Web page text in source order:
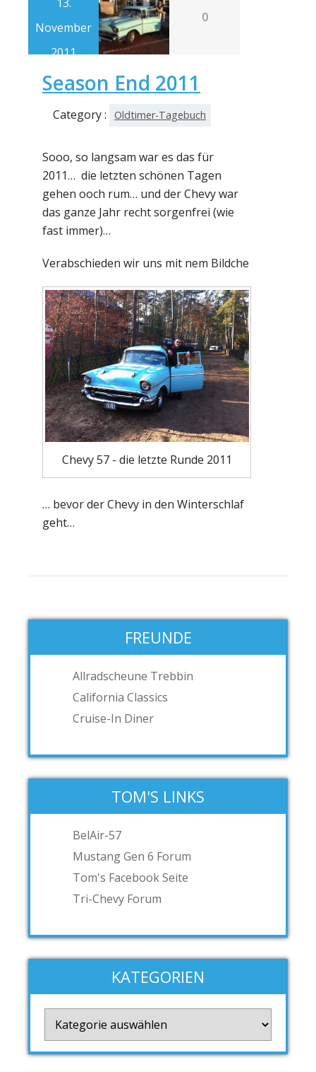
November
2011
0
Season End 2011
Category : Oldtimer-Tagebuch
Sooo, so langsam war es das für
2011… die letzten schönen Tagen
gehen ooch rum… und der Chevy war
das ganze Jahr recht sorgenfrei (wie
fast immer)…
Verabschieden wir uns mit nem Bildche
Chevy 57 - die letzte Runde 2011
… bevor der Chevy in den Winterschlaf
geht…
FREUNDE
Allradscheune Trebbin
California Classics
Cruise-In Diner
TOM'S LINKS
BelAir-57
Mustang Gen 6 Forum
Tom's Facebook Seite
Tri-Chevy Forum
KATEGORIEN